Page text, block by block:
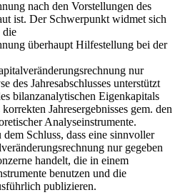
nach den Vorstellungen des
ist. Der Schwerpunkt widmet sich
die
überhaupt Hilfestellung bei der
nur
des Jahresabschlusses unterstützt
bilanzanalytischen Eigenkapitals
Jahresergebnisses gem. den
Analyseinstrumente.
Schluss, dass eine sinnvoller
nur gegeben
handelt, die in einem
benutzen und die
publizieren.